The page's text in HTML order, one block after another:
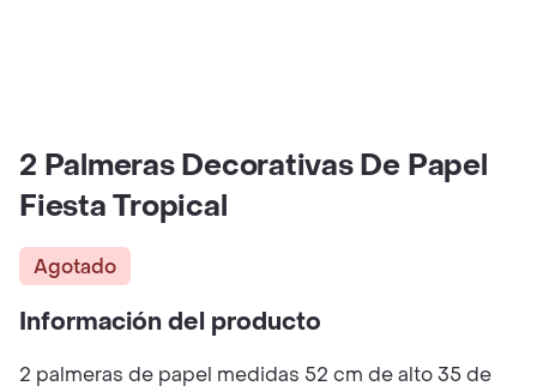
2 Palmeras Decorativas De Papel
Fiesta Tropical
Agotado
Información del producto
2 palmeras de papel medidas 52 cm de alto 35 de